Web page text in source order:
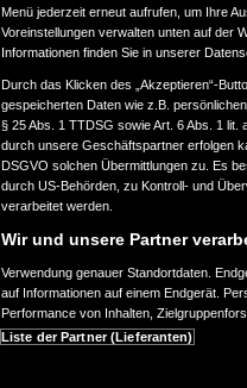
Menü jederzeit erneut aufrufen, um Ihre
Voreinstellungen verwalten unten auf der
Informationen finden Sie in unserer
Durch das Klicken des „Akzeptieren“-
gespeicherten Daten wie z.B.
§ 25 Abs. 1 TTDSG sowie Art. 6 Abs. 1
durch unsere Geschäftspartner erfolgen
DSGVO solchen Übermittlungen zu. Es
durch US-Behörden, zu Kontroll- und
verarbeitet werden.
Wir und unsere Partner
Verwendung genauer Standortdaten.
auf Informationen auf einem Endgerät.
Performance von Inhalten,
Liste der Partner (Lieferanten)